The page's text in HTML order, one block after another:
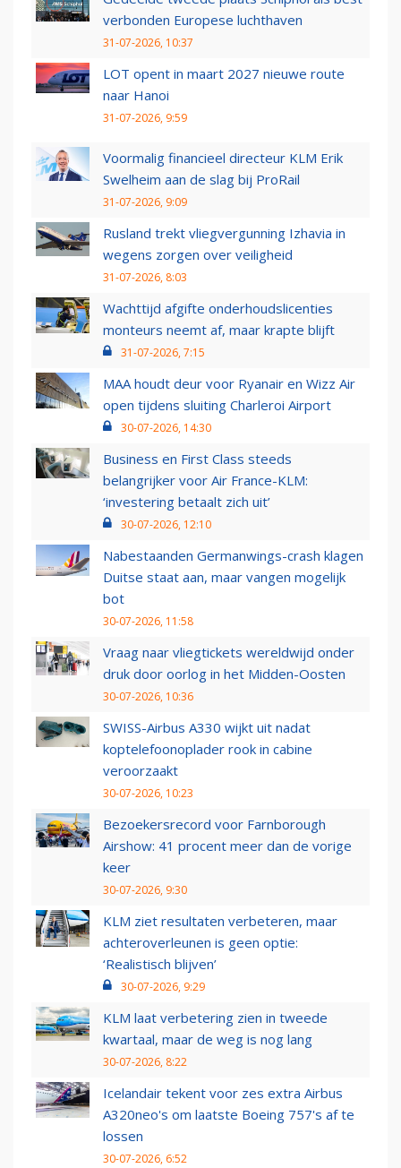
verbonden Europese luchthaven
31-07-2026, 10:37
LOT opent in maart 2027 nieuwe route
naar Hanoi
31-07-2026, 9:59
Voormalig financieel directeur KLM Erik
Swelheim aan de slag bij ProRail
31-07-2026, 9:09
Rusland trekt vliegvergunning Izhavia in
wegens zorgen over veiligheid
31-07-2026, 8:03
Wachttijd afgifte onderhoudslicenties
monteurs neemt af, maar krapte blijft
31-07-2026, 7:15
MAA houdt deur voor Ryanair en Wizz Air
open tijdens sluiting Charleroi Airport
30-07-2026, 14:30
Business en First Class steeds
belangrijker voor Air France-KLM:
‘investering betaalt zich uit’
30-07-2026, 12:10
Nabestaanden Germanwings-crash klagen
Duitse staat aan, maar vangen mogelijk
bot
30-07-2026, 11:58
Vraag naar vliegtickets wereldwijd onder
druk door oorlog in het Midden-Oosten
30-07-2026, 10:36
SWISS-Airbus A330 wijkt uit nadat
koptelefoonoplader rook in cabine
veroorzaakt
30-07-2026, 10:23
Bezoekersrecord voor Farnborough
Airshow: 41 procent meer dan de vorige
keer
30-07-2026, 9:30
KLM ziet resultaten verbeteren, maar
achteroverleunen is geen optie:
‘Realistisch blijven’
30-07-2026, 9:29
KLM laat verbetering zien in tweede
kwartaal, maar de weg is nog lang
30-07-2026, 8:22
Icelandair tekent voor zes extra Airbus
A320neo's om laatste Boeing 757's af te
lossen
30-07-2026, 6:52